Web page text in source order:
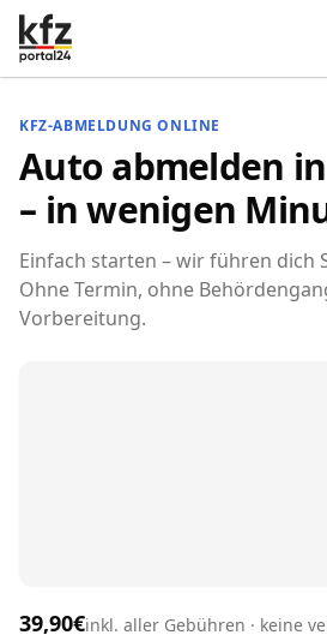
KFZ-ABMELDUNG ONLINE
Auto abmelden
– in wenigen
Einfach starten – wir führen dich
Ohne Termin, ohne
Vorbereitung.
39,90€inkl. aller Gebühren · keine